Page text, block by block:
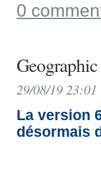
0
29/08/19
La version
désormais